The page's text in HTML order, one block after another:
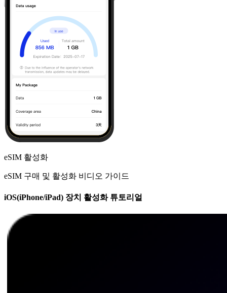
eSIM 활성화
eSIM 구매 및 활성화 비디오 가이드
iOS(iPhone/iPad) 장치 활성화 튜토리얼